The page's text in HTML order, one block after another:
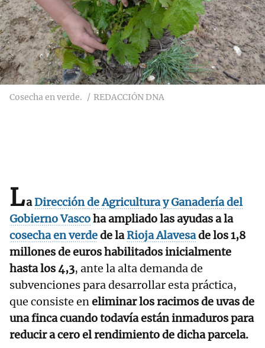
Cosecha en verde. REDACCIÓN DNA
LaDirección de Agricultura y Ganadería del
Gobierno Vascoha ampliado las ayudas a la
cosecha en verdede laRioja Alavesade los 1,8
millones de euros habilitados inicialmente
hasta los 4,3, ante la alta demanda de
subvenciones para desarrollar esta práctica,
que consiste eneliminar los racimos de uvas de
una finca cuando todavía están inmaduros para
reducir a cero el rendimiento de dicha parcela.